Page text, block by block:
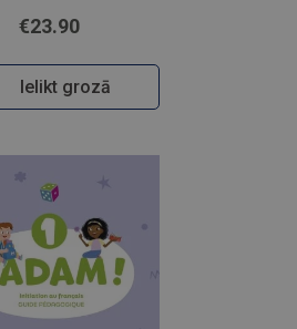
€23.90
Ielikt grozā